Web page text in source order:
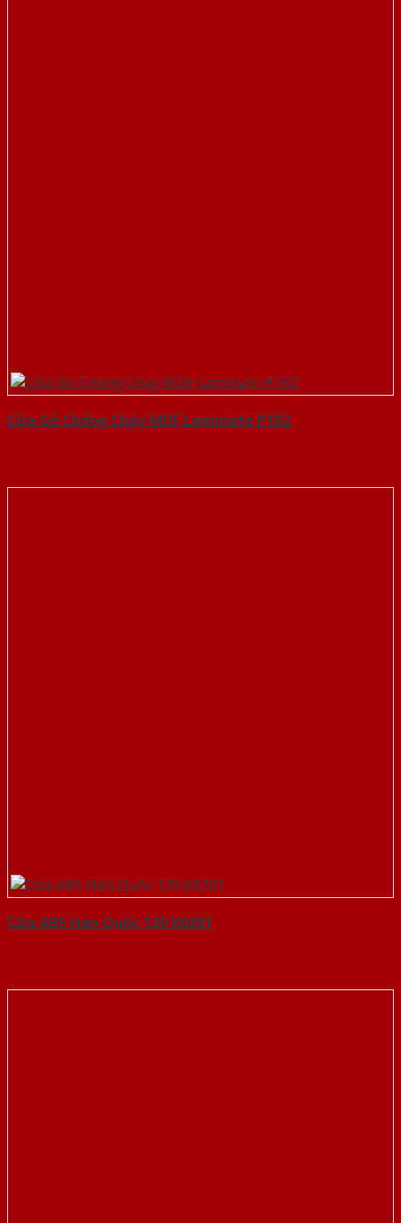
Cửa Gỗ Chống Cháy MDF Laminate P1R2
Cửa ABS Hàn Quốc 120 K0201